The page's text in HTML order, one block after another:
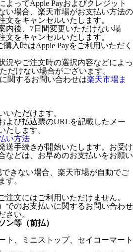
よってApple Payおよびクレジット
い場合、楽天市場がお支払い方法の
文をキャンセルいたします。
内後、7日間変更いただけない場
文をキャンセルいたします。
入時はApple Payをご利用いただく
況やご注文時の選択内容などによっ
だけない場合がございます。
関するお問い合わせは楽天市場ま
いただけます。
よび払込票のURLを記載したメー
たします。
い方法
送手続きが開始いたします。お受け
などは、お早めのお支払いをお願い
きない場合、楽天市場が自動でご
す。
文にはご利用いただけません。
でのお支払いに関するお問い合わせ
さい。
ン等（前払）
ト、ミニストップ、セイコーマート